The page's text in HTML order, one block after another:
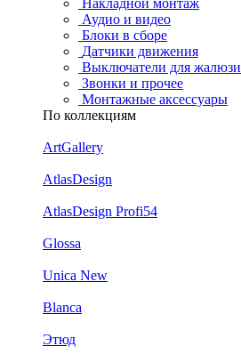
Аудио и видео
Блоки в сборе
Датчики движения
Выключатели для жалюзи
Звонки и прочее
Монтажные аксессуары
По коллекциям
ArtGallery
AtlasDesign
AtlasDesign Profi54
Glossa
Unica New
Blanca
Этюд